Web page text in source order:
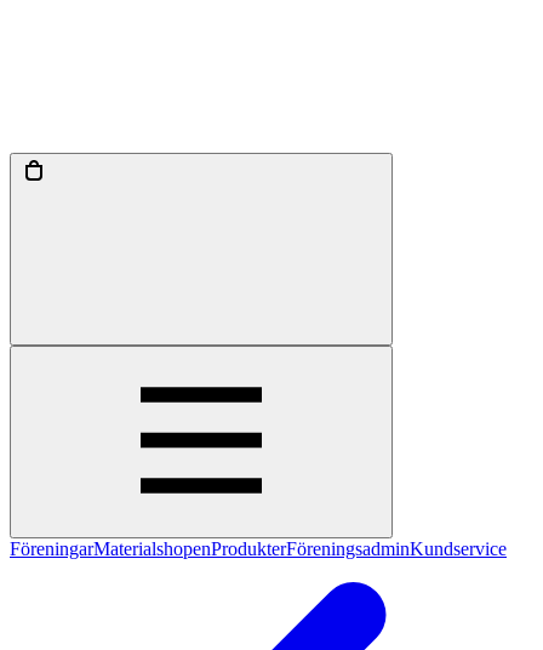
FöreningarMaterialshopenProdukterFöreningsadminKundservice